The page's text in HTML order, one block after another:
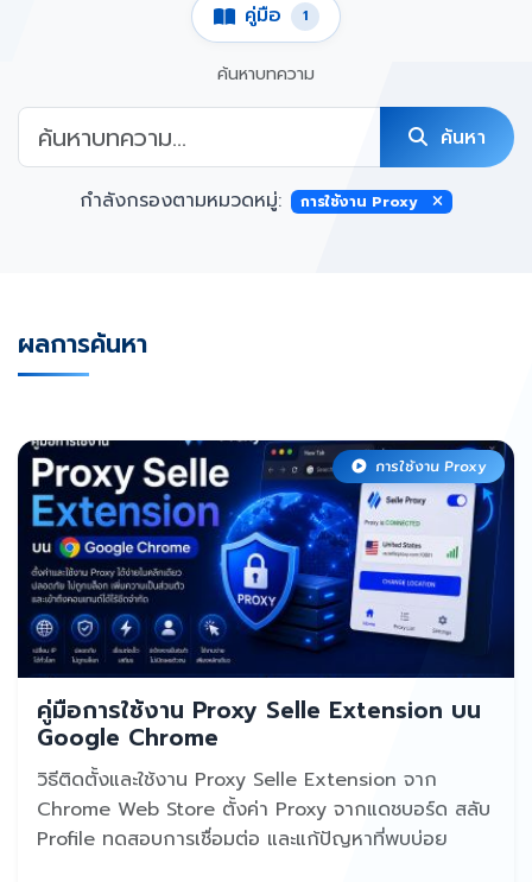
คู่มือ 1
ค้นหาบทความ
ค้นหา
กำลังกรองตามหมวดหมู่: การใช้งาน Proxy
ผลการค้นหา
การใช้งาน Proxy
คู่มือการใช้งาน Proxy Selle Extension บน
Google Chrome
วิธีติดตั้งและใช้งาน Proxy Selle Extension จาก
Chrome Web Store ตั้งค่า Proxy จากแดชบอร์ด สลับ
Profile ทดสอบการเชื่อมต่อ และแก้ปัญหาที่พบบ่อย